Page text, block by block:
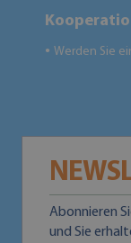
● Werden Sie
Abonnieren
und Sie